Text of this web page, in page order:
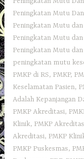
Peningkatan Mutu
Peningkatan Mutu
Peningkatan Mutu
Peningkatan Mutu
peningkatan mutu
PMKP di RS, PMKP,
Keselamatan Pasien,
Adalah Kepanjangan
PMKP Akreditasi,
Klinik, PMKP
Akreditasi, PMKP
PMKP Puskesmas,